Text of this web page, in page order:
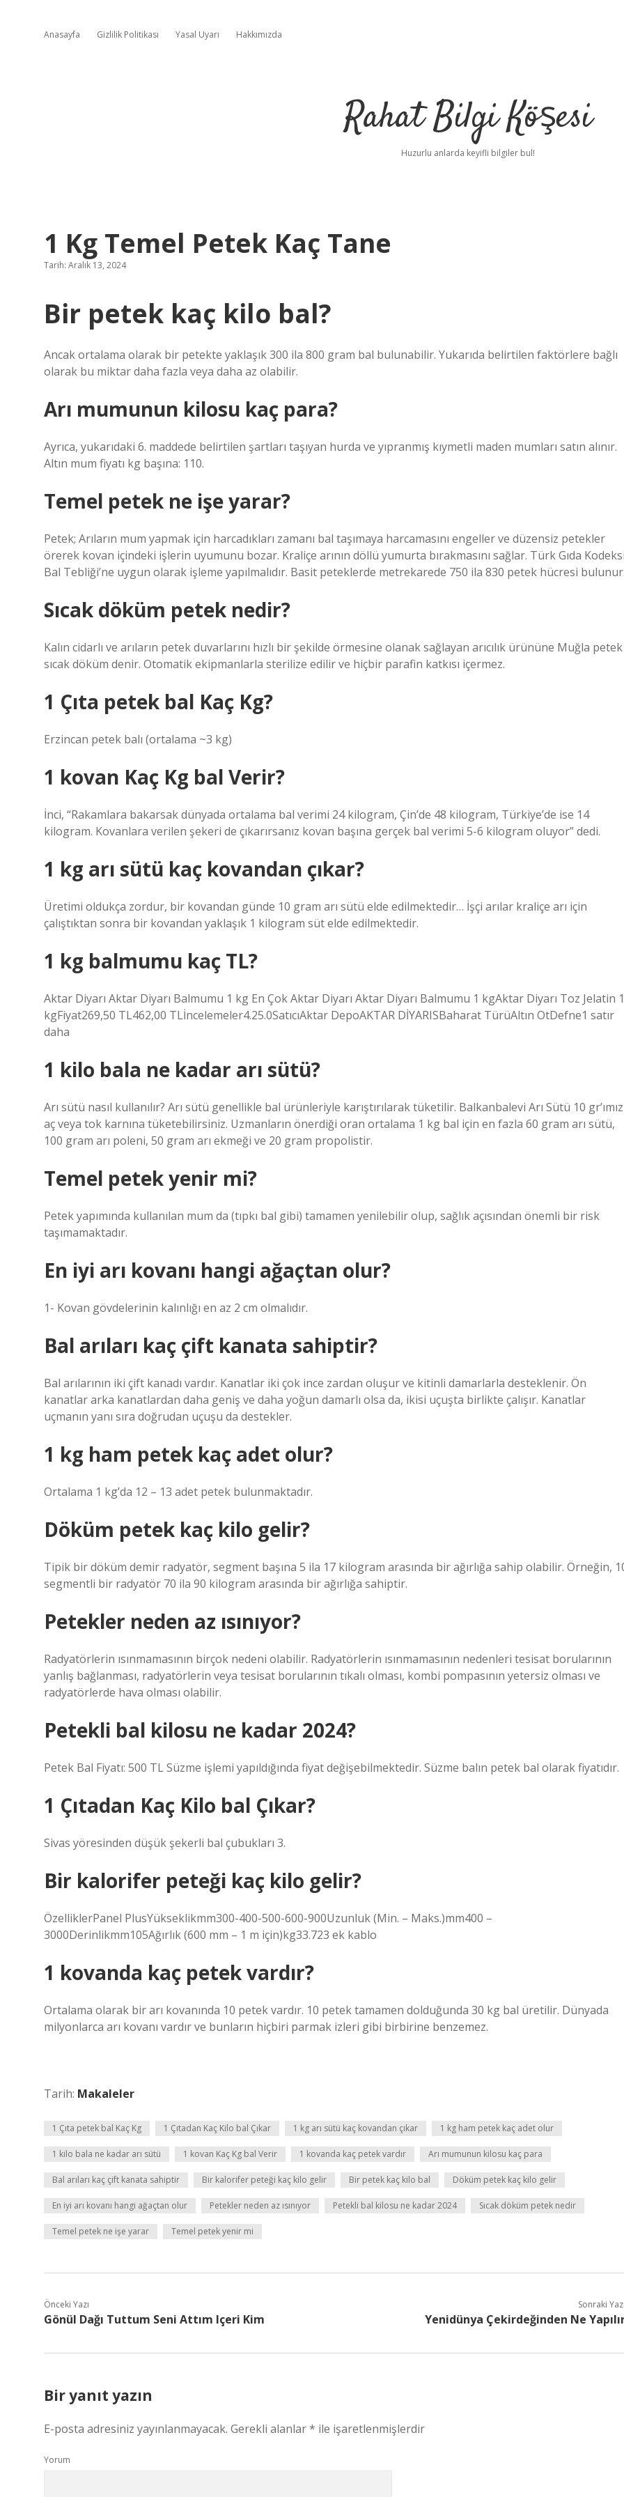
Anasayfa Gizlilik Politikası Yasal Uyarı Hakkımızda
Rahat Bilgi Köşesi
Huzurlu anlarda keyifli bilgiler bul!
1 Kg Temel Petek Kaç Tane
Tarih: Aralık 13, 2024
Bir petek kaç kilo bal?
Ancak ortalama olarak bir petekte yaklaşık 300 ila 800 gram bal bulunabilir. Yukarıda belirtilen faktörlere bağlı
olarak bu miktar daha fazla veya daha az olabilir.
Arı mumunun kilosu kaç para?
Ayrıca, yukarıdaki 6. maddede belirtilen şartları taşıyan hurda ve yıpranmış kıymetli maden mumları satın alınır.
Altın mum fiyatı kg başına: 110.
Temel petek ne işe yarar?
Petek; Arıların mum yapmak için harcadıkları zamanı bal taşımaya harcamasını engeller ve düzensiz petekler
örerek kovan içindeki işlerin uyumunu bozar. Kraliçe arının döllü yumurta bırakmasını sağlar. Türk Gıda
Bal Tebliği’ne uygun olarak işleme yapılmalıdır. Basit peteklerde metrekarede 750 ila 830 petek hücresi
Sıcak döküm petek nedir?
Kalın cidarlı ve arıların petek duvarlarını hızlı bir şekilde örmesine olanak sağlayan arıcılık ürününe Muğla petek
sıcak döküm denir. Otomatik ekipmanlarla sterilize edilir ve hiçbir parafin katkısı içermez.
1 Çıta petek bal Kaç Kg?
Erzincan petek balı (ortalama ~3 kg)
1 kovan Kaç Kg bal Verir?
İnci, “Rakamlara bakarsak dünyada ortalama bal verimi 24 kilogram, Çin’de 48 kilogram, Türkiye’de ise 14
kilogram. Kovanlara verilen şekeri de çıkarırsanız kovan başına gerçek bal verimi 5-6 kilogram oluyor” dedi.
1 kg arı sütü kaç kovandan çıkar?
Üretimi oldukça zordur, bir kovandan günde 10 gram arı sütü elde edilmektedir… İşçi arılar kraliçe arı için
çalıştıktan sonra bir kovandan yaklaşık 1 kilogram süt elde edilmektedir.
1 kg balmumu kaç TL?
Aktar Diyarı Aktar Diyarı Balmumu 1 kg En Çok Aktar Diyarı Aktar Diyarı Balmumu 1 kgAktar Diyarı Toz Jelatin 1
kgFiyat269,50 TL462,00 TLİncelemeler4.25.0SatıcıAktar DepoAKTAR DİYARISBaharat TürüAltın OtDefne1 satır
daha
1 kilo bala ne kadar arı sütü?
Arı sütü nasıl kullanılır? Arı sütü genellikle bal ürünleriyle karıştırılarak tüketilir. Balkanbalevi Arı Sütü 10
aç veya tok karnına tüketebilirsiniz. Uzmanların önerdiği oran ortalama 1 kg bal için en fazla 60 gram arı sütü,
100 gram arı poleni, 50 gram arı ekmeği ve 20 gram propolistir.
Temel petek yenir mi?
Petek yapımında kullanılan mum da (tıpkı bal gibi) tamamen yenilebilir olup, sağlık açısından önemli bir risk
taşımamaktadır.
En iyi arı kovanı hangi ağaçtan olur?
1- Kovan gövdelerinin kalınlığı en az 2 cm olmalıdır.
Bal arıları kaç çift kanata sahiptir?
Bal arılarının iki çift kanadı vardır. Kanatlar iki çok ince zardan oluşur ve kitinli damarlarla desteklenir. Ön
kanatlar arka kanatlardan daha geniş ve daha yoğun damarlı olsa da, ikisi uçuşta birlikte çalışır. Kanatlar
uçmanın yanı sıra doğrudan uçuşu da destekler.
1 kg ham petek kaç adet olur?
Ortalama 1 kg’da 12 – 13 adet petek bulunmaktadır.
Döküm petek kaç kilo gelir?
Tipik bir döküm demir radyatör, segment başına 5 ila 17 kilogram arasında bir ağırlığa sahip olabilir. Örneğin,
segmentli bir radyatör 70 ila 90 kilogram arasında bir ağırlığa sahiptir.
Petekler neden az ısınıyor?
Radyatörlerin ısınmamasının birçok nedeni olabilir. Radyatörlerin ısınmamasının nedenleri tesisat borularının
yanlış bağlanması, radyatörlerin veya tesisat borularının tıkalı olması, kombi pompasının yetersiz olması ve
radyatörlerde hava olması olabilir.
Petekli bal kilosu ne kadar 2024?
Petek Bal Fiyatı: 500 TL Süzme işlemi yapıldığında fiyat değişebilmektedir. Süzme balın petek bal olarak fiyatıdır.
1 Çıtadan Kaç Kilo bal Çıkar?
Sivas yöresinden düşük şekerli bal çubukları 3.
Bir kalorifer peteği kaç kilo gelir?
ÖzelliklerPanel PlusYükseklikmm300-400-500-600-900Uzunluk (Min. – Maks.)mm400 –
3000Derinlikmm105Ağırlık (600 mm – 1 m için)kg33.723 ek kablo
1 kovanda kaç petek vardır?
Ortalama olarak bir arı kovanında 10 petek vardır. 10 petek tamamen dolduğunda 30 kg bal üretilir. Dünyada
milyonlarca arı kovanı vardır ve bunların hiçbiri parmak izleri gibi birbirine benzemez.
Tarih: Makaleler
1 Çıta petek bal Kaç Kg 1 Çıtadan Kaç Kilo bal Çıkar 1 kg arı sütü kaç kovandan çıkar 1 kg ham petek kaç adet olur
1 kilo bala ne kadar arı sütü 1 kovan Kaç Kg bal Verir 1 kovanda kaç petek vardır Arı mumunun kilosu kaç para
Bal arıları kaç çift kanata sahiptir Bir kalorifer peteği kaç kilo gelir Bir petek kaç kilo bal Döküm petek kaç kilo gelir
En iyi arı kovanı hangi ağaçtan olur Petekler neden az ısınıyor Petekli bal kilosu ne kadar 2024 Sıcak döküm petek nedir
Temel petek ne işe yarar Temel petek yenir mi
Önceki Yazı
Gönül Dağı Tuttum Seni Attım Içeri Kim
Sonraki
Yenidünya Çekirdeğinden Ne
Bir yanıt yazın
E-posta adresiniz yayınlanmayacak. Gerekli alanlar* ile işaretlenmişlerdir
Yorum